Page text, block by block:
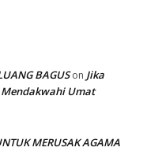
BAGUSon Jika
Umat
MERUSAK AGAMA